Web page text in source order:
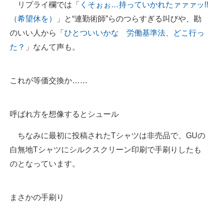
リプライ欄では「 くそぉぉ…持っていかれたァァァッ!!
（希望休を）
」と“連勤術師”らのつらすぎる叫びや、勘
のいい人から「 ひとついいかな 労働基準法、どこ行っ
た？ 」なんて声も。
これが等価交換か……
呼ばれ方を想像するとシュール
ちなみに最初に投稿されたTシャツは非売品で、GUの
白無地Tシャツにシルクスクリーン印刷で手刷りしたも
のとなっています。
まさかの手刷り